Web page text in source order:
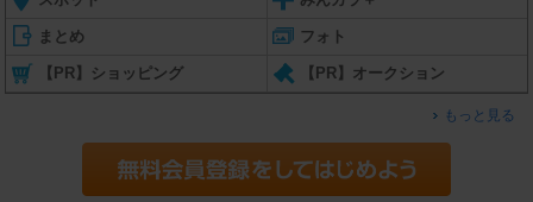
まとめ フォト
【PR】ショッピング 【PR】オークション
もっと見る